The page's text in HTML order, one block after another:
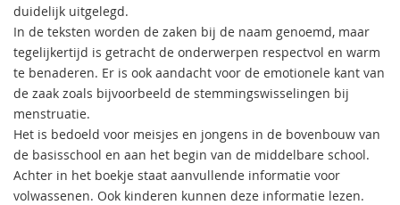
duidelijk uitgelegd.
In de teksten worden de zaken bij de naam genoemd, maar
tegelijkertijd is getracht de onderwerpen respectvol en warm
te benaderen. Er is ook aandacht voor de emotionele kant van
de zaak zoals bijvoorbeeld de stemmingswisselingen bij
menstruatie.
Het is bedoeld voor meisjes en jongens in de bovenbouw van
de basisschool en aan het begin van de middelbare school.
Achter in het boekje staat aanvullende informatie voor
volwassenen. Ook kinderen kunnen deze informatie lezen.